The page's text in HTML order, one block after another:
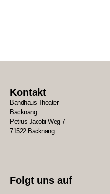
Kontakt
Bandhaus Theater
Backnang
Petrus-Jacobi-Weg 7
71522 Backnang
Folgt uns auf